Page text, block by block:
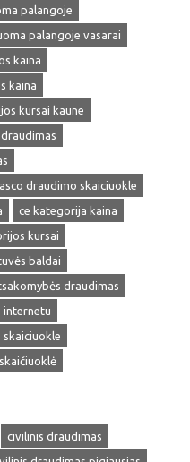
palangoje
palangoje vasarai
kaina
kaina
kursai kaune
draudimo skaiciuokle
ce kategorija kaina
kursai
baldai
draudimas
internetu
skaiciuokle
civilinis draudimas